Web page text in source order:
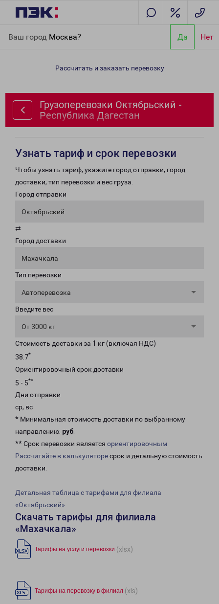
Ваш город Москва? Да Нет
Республика Дагестан
Рассчитать и заказать перевозку
Грузоперевозки Октябрьский -
Республика Дагестан
Узнать тариф и срок перевозки
Чтобы узнать тариф, укажите город отправки, город
доставки, тип перевозки и вес груза.
Город отправки
Октябрьский
⇄
Город доставки
Махачкала
Тип перевозки
Автоперевозка
Введите вес
От 3000 кг
Стоимость доставки за 1 кг (включая НДС)
38.7*
Ориентировочный срок доставки
5 - 5**
Дни отправки
ср, вс
* Минимальная стоимость доставки по выбранному
направлению: руб.
** Срок перевозки является ориентировочным
Рассчитайте в калькуляторесрок и детальную стоимость
доставки.
Детальная таблица с тарифами для филиала
«Октябрьский»
Скачать тарифы для филиала
«Махачкала»
Тарифы на услуги перевозки (xlsx)
Тарифы на перевозку в филиал (xls)